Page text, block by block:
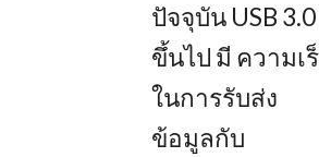
ปัจจุบัน USB 3.0
ขึ้นไป มี ความเ
ในการรับส่ง
ข้อมูลกับ